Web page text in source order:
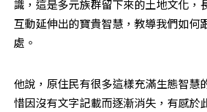
識，這是多元族群留下來的土地文化，
互動延伸出的寶貴智慧，教導我們如何
處。
他說，原住民有很多這樣充滿生態智慧
惜因沒有文字記載而逐漸消失，有感於